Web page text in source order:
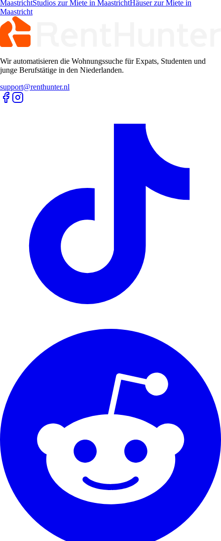
MaastrichtStudios zur Miete in MaastrichtHäuser zur Miete in
Maastricht
Wir automatisieren die Wohnungssuche für Expats, Studenten und
junge Berufstätige in den Niederlanden.
support@renthunter.nl